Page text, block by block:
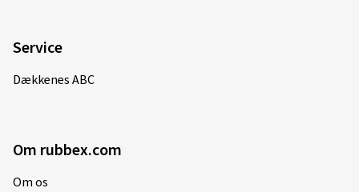
Service
Dækkenes ABC
Om rubbex.com
Om os